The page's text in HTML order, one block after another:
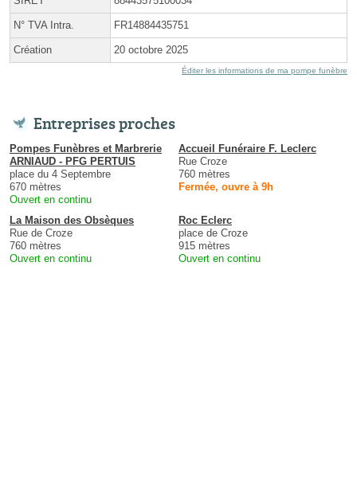
N° TVA Intra. FR14884435751
Création 20 octobre 2025
Éditer les informations de ma pompe funèbre
Entreprises proches
Pompes Funèbres et Marbrerie
ARNIAUD - PFG PERTUIS
place du 4 Septembre
670 mètres
Ouvert en continu
Accueil Funéraire F. Leclerc
Rue Croze
760 mètres
Fermée, ouvre à 9h
La Maison des Obsèques
Rue de Croze
760 mètres
Ouvert en continu
Roc Eclerc
place de Croze
915 mètres
Ouvert en continu